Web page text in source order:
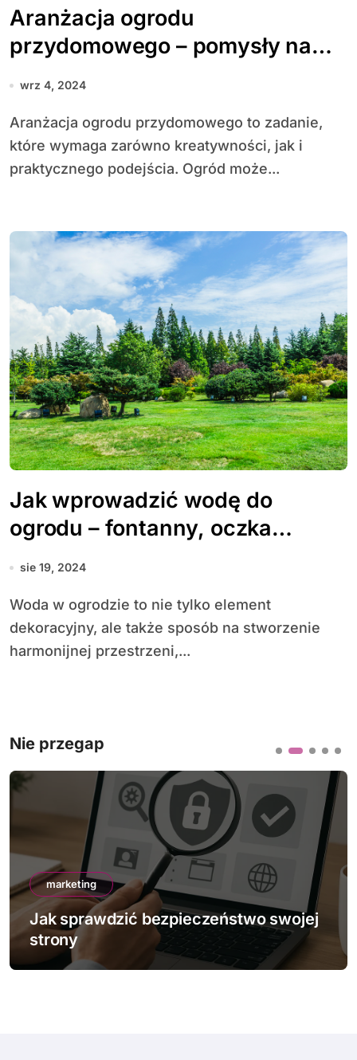
Aranżacja ogrodu
przydomowego – pomysły na
funkcjonalny i piękny ogród
wrz 4, 2024
Aranżacja ogrodu przydomowego to zadanie,
które wymaga zarówno kreatywności, jak i
praktycznego podejścia. Ogród może...
Jak wprowadzić wodę do
ogrodu – fontanny, oczka
wodne, strumienie
sie 19, 2024
Woda w ogrodzie to nie tylko element
dekoracyjny, ale także sposób na stworzenie
harmonijnej przestrzeni,...
Nie przegap
marketing
Jak sprawdzić bezpieczeństwo swojej
strony